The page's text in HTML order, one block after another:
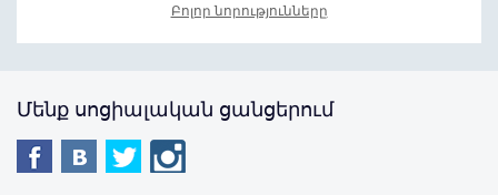
սիրով պատրաստ է
անվճար արագ
գնովմատակարարել ձեր նախընտրած
Բոլոր նորությունները
Մենք սոցիալական ցանցերում